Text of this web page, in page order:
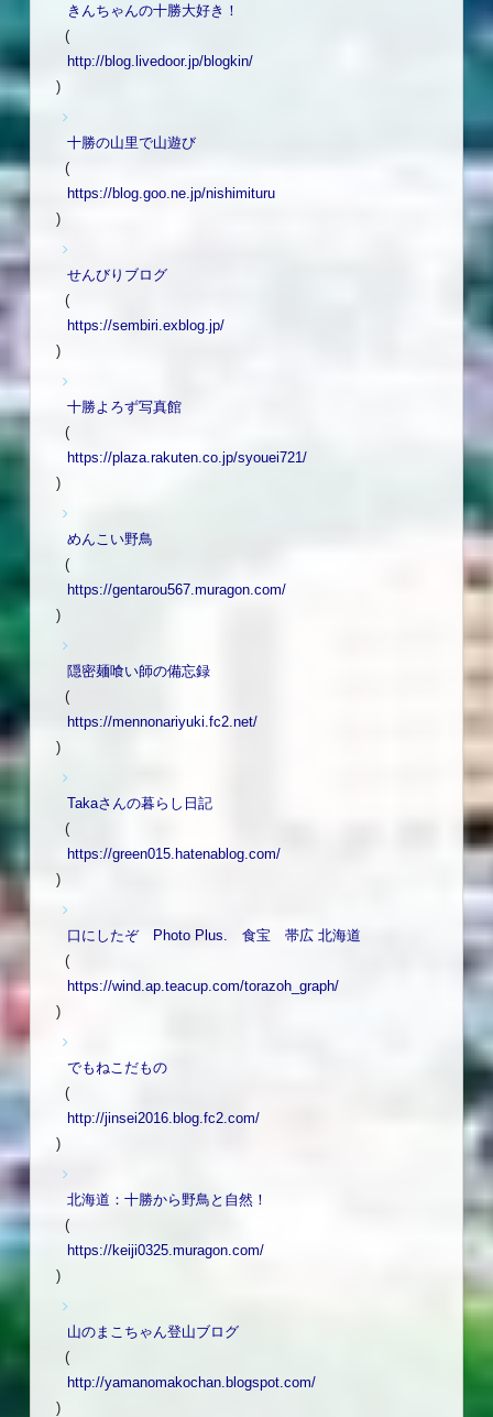
きんちゃんの十勝大好き！
(
http://blog.livedoor.jp/blogkin/
)
十勝の山里で山遊び
(
https://blog.goo.ne.jp/nishimituru
)
せんびりブログ
(
https://sembiri.exblog.jp/
)
十勝よろず写真館
(
https://plaza.rakuten.co.jp/syouei721/
)
めんこい野鳥
(
https://gentarou567.muragon.com/
)
隠密麺喰い師の備忘録
(
https://mennonariyuki.fc2.net/
)
Takaさんの暮らし日記
(
https://green015.hatenablog.com/
)
口にしたぞ Photo Plus. 食宝 帯広 北海道
(
https://wind.ap.teacup.com/torazoh_graph/
)
でもねこだもの
(
http://jinsei2016.blog.fc2.com/
)
北海道：十勝から野鳥と自然！
(
https://keiji0325.muragon.com/
)
山のまこちゃん登山ブログ
(
http://yamanomakochan.blogspot.com/
)